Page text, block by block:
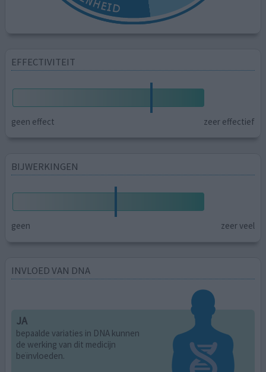
EFFECTIVITEIT
geen effect zeer effectief
BIJWERKINGEN
geen zeer veel
INVLOED VAN DNA
JA
bepaalde variaties in DNA kunnen
de werking van dit medicijn
beïnvloeden.